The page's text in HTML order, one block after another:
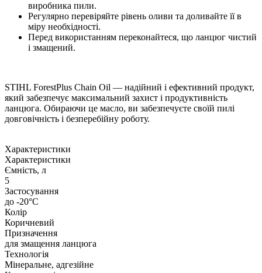
виробника пили.
Регулярно перевіряйте рівень оливи та доливайте її в
міру необхідності.
Перед використанням переконайтеся, що ланцюг чистий
і змащений.
STIHL ForestPlus Chain Oil — надійний і ефективний продукт,
який забезпечує максимальний захист і продуктивність
ланцюга. Обираючи це масло, ви забезпечуєте своїй пилі
довговічність і безперебійну роботу.
Характеристики
Характеристики
Ємність, л
5
Застосування
до -20°C
Колір
Коричневий
Призначення
для змащення ланцюга
Технологія
Мінеральне, адгезійне